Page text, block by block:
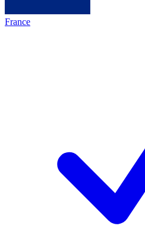
France